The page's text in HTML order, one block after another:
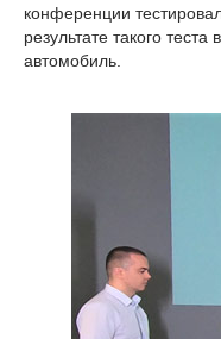
конференции
результате такого
автомобиль.